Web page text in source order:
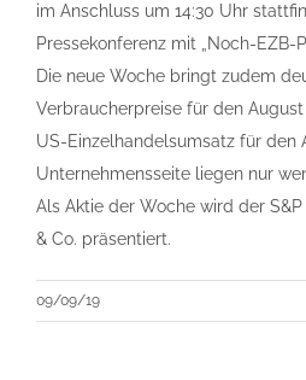
im Anschluss um 14:30 Uhr
Pressekonferenz mit „Noch-EZB-
Die neue Woche bringt zudem
Verbraucherpreise für den
US-Einzelhandelsumsatz für den
Unternehmensseite liegen nur
Als Aktie der Woche wird der
& Co. präsentiert.
09/09/19